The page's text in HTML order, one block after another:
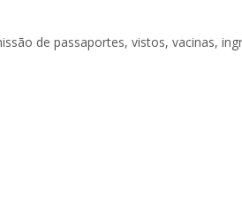
de passaportes, vistos, vacinas,